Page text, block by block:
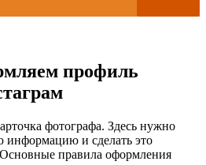
профиль
фотографа. Здесь нужно
информацию и сделать это
правила оформления